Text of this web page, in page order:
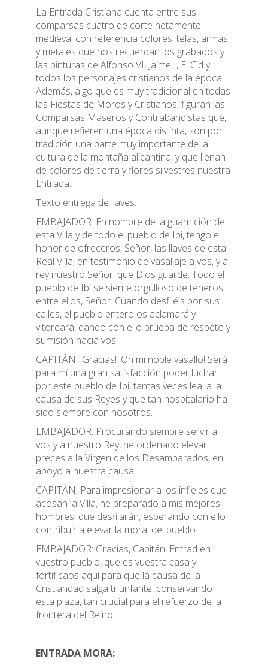
La Entrada Cristiana cuenta entre sus
comparsas cuatro de corte netamente
medieval con referencia colores, telas, armas
y metales que nos recuerdan los grabados y
las pinturas de Alfonso VI, Jaime I, El Cid y
todos los personajes cristianos de la época.
Además, algo que es muy tradicional en todas
las Fiestas de Moros y Cristianos, figuran las
Comparsas Maseros y Contrabandistas que,
aunque refieren una época distinta, son por
tradición una parte muy importante de la
cultura de la montaña alicantina, y que llenan
de colores de tierra y flores silvestres nuestra
Entrada.
Texto entrega de llaves:
EMBAJADOR: En nombre de la guarnición de
esta Villa y de todo el pueblo de Ibi, tengo el
honor de ofreceros, Señor, las llaves de esta
Real Villa, en testimonio de vasallaje a vos, y al
rey nuestro Señor, que Dios guarde. Todo el
pueblo de Ibi se siente orgulloso de teneros
entre ellos, Señor. Cuando desfiléis por sus
calles, el pueblo entero os aclamará y
vitoreará, dando con ello prueba de respeto y
sumisión hacia vos.
CAPITÁN: ¡Gracias! ¡Oh mi noble vasallo! Será
para mí una gran satisfacción poder luchar
por este pueblo de Ibi, tantas veces leal a la
causa de sus Reyes y que tan hospitalario ha
sido siempre con nosotros.
EMBAJADOR: Procurando siempre servir a
vos y a nuestro Rey, he ordenado elevar
preces a la Virgen de los Desamparados, en
apoyo a nuestra causa.
CAPITÁN: Para impresionar a los infieles que
acosan la Villa, he preparado a mis mejores
hombres, que desfilarán, esperando con ello
contribuir a elevar la moral del pueblo.
EMBAJADOR: Gracias, Capitán. Entrad en
vuestro pueblo, que es vuestra casa y
fortificaos aquí para que la causa de la
Cristiandad salga triunfante, conservando
esta plaza, tan crucial para el refuerzo de la
frontera del Reino.
ENTRADA MORA: